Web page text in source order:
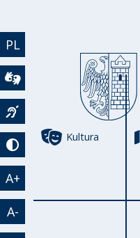
PL
Wideotłumacz
Język migowy
Tryb kontrastowy
A+
A-
Kultura